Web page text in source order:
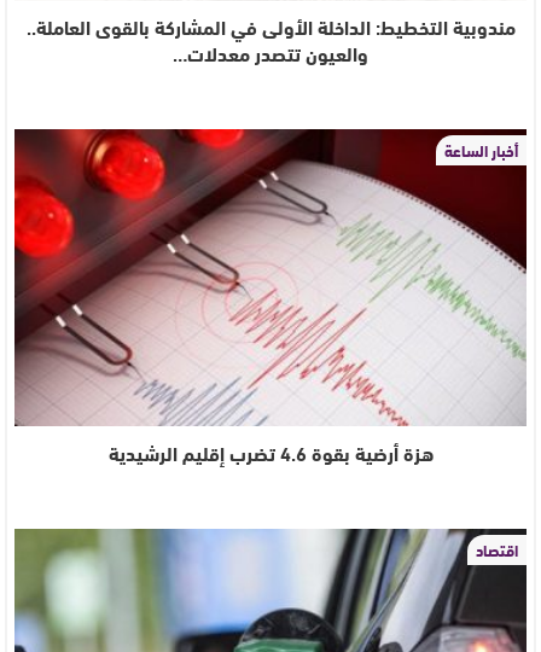
مندوبية التخطيط: الداخلة الأولى في المشاركة بالقوى العاملة..
والعيون تتصدر معدلات…
أخبار الساعة
هزة أرضية بقوة 4.6 تضرب إقليم الرشيدية
اقتصاد